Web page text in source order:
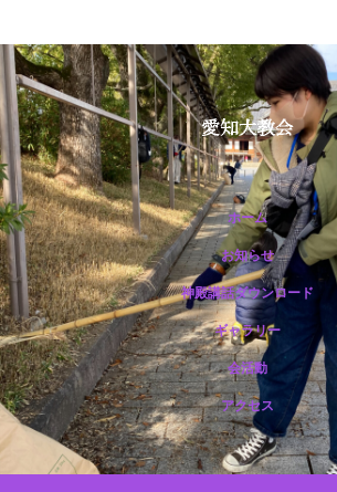
保護中: R188 12月祭典講話（市野光一准
ホーム
お知らせ
神殿講話ダウンロード
ギャラリー
会活動
アクセス